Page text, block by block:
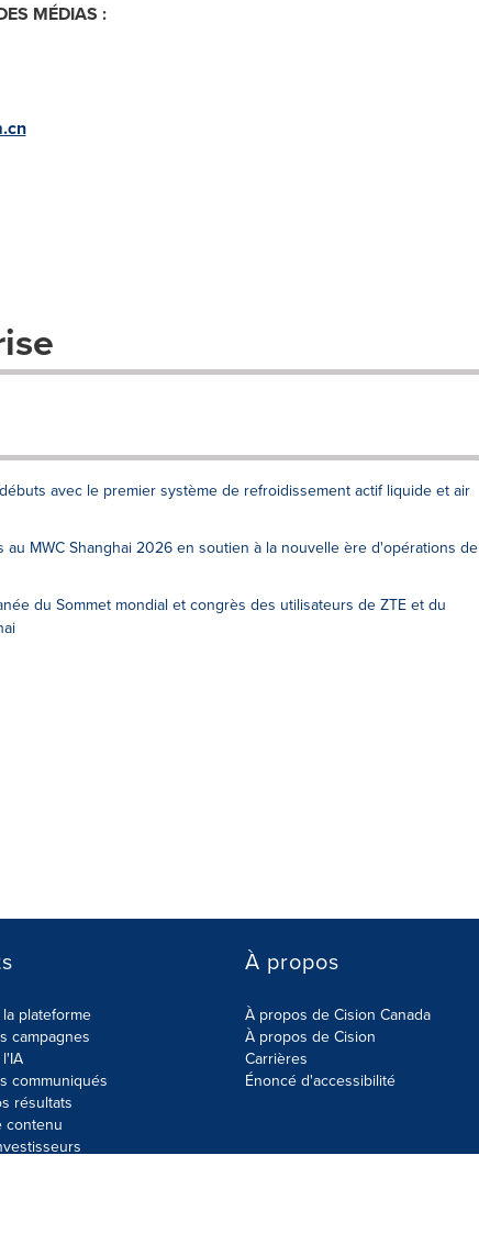
MÉDIAS :
avec le premier système de refroidissement actif liquide et air
MWC Shanghai 2026 en soutien à la nouvelle ère d'opérations de
du Sommet mondial et congrès des utilisateurs de ZTE et du
plateforme
campagnes
communiqués
résultats
contenu
À propos
À propos de Cision Canada
À propos de Cision
Carrières
Énoncé d'accessibilité